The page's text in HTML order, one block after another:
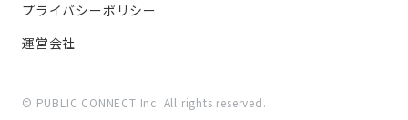
プライバシーポリシー
運営会社
© PUBLIC CONNECT Inc. All rights reserved.